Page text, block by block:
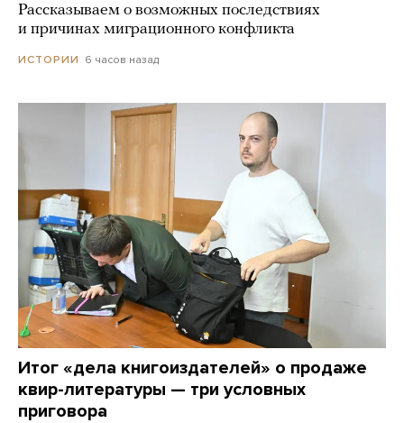
Рассказываем о возможных последствиях
и причинах миграционного конфликта
ИСТОРИИ 6 часов назад
Итог «дела книгоиздателей» о продаже
квир-литературы — три условных
приговора